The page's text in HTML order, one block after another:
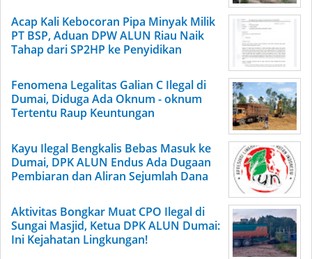
Acap Kali Kebocoran Pipa Minyak Milik
PT BSP, Aduan DPW ALUN Riau Naik
Tahap dari SP2HP ke Penyidikan
Fenomena Legalitas Galian C Ilegal di
Dumai, Diduga Ada Oknum - oknum
Tertentu Raup Keuntungan
Kayu Ilegal Bengkalis Bebas Masuk ke
Dumai, DPK ALUN Endus Ada Dugaan
Pembiaran dan Aliran Sejumlah Dana
Aktivitas Bongkar Muat CPO Ilegal di
Sungai Masjid, Ketua DPK ALUN Dumai:
Ini Kejahatan Lingkungan!